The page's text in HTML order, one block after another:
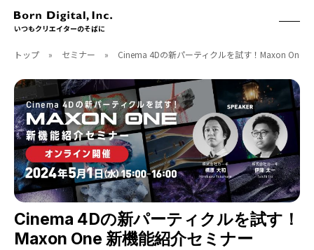
いつもクリエイターのそばに
ABOUT
CONTACT
RECRUIT
クリエイターズID
ACCESS
取扱製品
ソフトウェア
フォント
ハードウェア
ソフトウェアサポート
CGWORLD
月刊誌
別冊
CGWORLD.jp
BOOK SEMINAR
トップ » セミナー » Cinema 4Dの新パーティクルを試す！Maxon One
Cinema 4Dの新パーティクルを試す！
Maxon One 新機能紹介セミナー